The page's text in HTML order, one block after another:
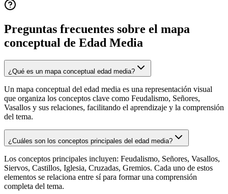
Preguntas frecuentes sobre el mapa
conceptual de Edad Media
¿Qué es un mapa conceptual edad media?
Un mapa conceptual del edad media es una representación visual
que organiza los conceptos clave como Feudalismo, Señores,
Vasallos y sus relaciones, facilitando el aprendizaje y la comprensión
del tema.
¿Cuáles son los conceptos principales del edad media?
Los conceptos principales incluyen: Feudalismo, Señores, Vasallos,
Siervos, Castillos, Iglesia, Cruzadas, Gremios. Cada uno de estos
elementos se relaciona entre sí para formar una comprensión
completa del tema.